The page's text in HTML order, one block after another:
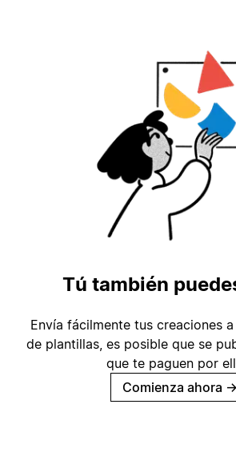
Tú también
Envía fácilmente tus creaciones
de plantillas, es posible que se
que te paguen por
Comienza ahora →